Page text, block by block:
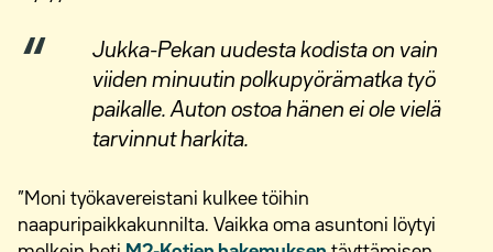
Jukka-Pekan uudesta kodista on vain
viiden minuutin polkupyörämatka työ
paikalle. Auton ostoa hänen ei ole vielä
tarvinnut harkita.
”Moni työkavereistani kulkee töihin
naapuripaikkakunnilta. Vaikka oma asuntoni löytyi